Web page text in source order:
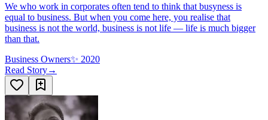
We who work in corporates often tend to think that busyness is
equal to business. But when you come here, you realise that
business is not the world, business is not life — life is much bigger
than that.
Business Owners✨ 2020
Read Story→